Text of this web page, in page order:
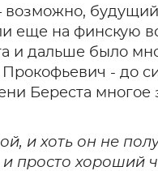
возможно,
еще на финскую
и дальше было
- до
Береста многое
и хоть он не
просто хороший